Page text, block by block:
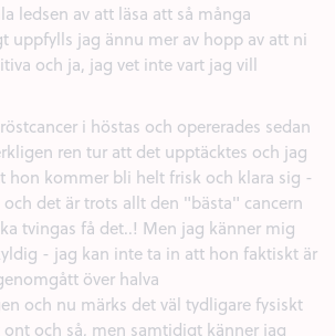
ledsen av att läsa att så många
uppfylls jag ännu mer av hopp av att ni
och ja, jag vet inte vart jag vill
i höstas och opererades sedan
ren tur att det upptäcktes och jag
hon kommer bli helt frisk och klara sig -
det är trots allt den "bästa" cancern
tvingas få det..! Men jag känner mig
- jag kan inte ta in att hon faktiskt är
över halva
och nu märks det väl tydligare fysiskt
och så, men samtidigt känner jag